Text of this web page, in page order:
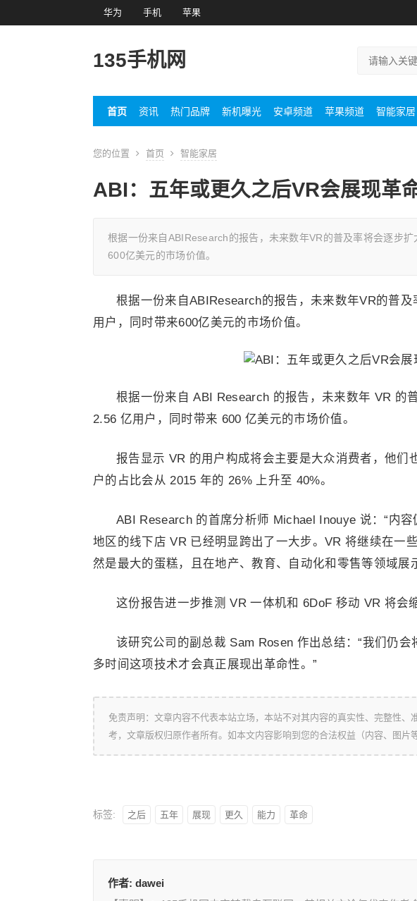
华为 手机 苹果
135手机网
首页 资讯 热门品牌 新机曝光 安卓频道 苹果频道 智能家居
您的位置 首页 智能家居
ABI：五年或更久之后VR会展现革
根据一份来自ABIResearch的报告，未来数年VR的普及率将会逐步
600亿美元的市场价值。
根据一份来自ABIResearch的报告，未来数年VR的普
用户，同时带来600亿美元的市场价值。
根据一份来自 ABI Research 的报告，未来数年 VR 的
2.56 亿用户，同时带来 600 亿美元的市场价值。
报告显示 VR 的用户构成将会主要是大众消费者，他们
户的占比会从 2015 年的 26% 上升至 40%。
ABI Research 的首席分析师 Michael Inouye 说：“内
地区的线下店 VR 已经明显跨出了一大步。VR 将继续在一
然是最大的蛋糕，且在地产、教育、自动化和零售等领域展
这份报告进一步推测 VR 一体机和 6DoF 移动 VR 将会
该研究公司的副总裁 Sam Rosen 作出总结：“我们仍
多时间这项技术才会真正展现出革命性。”
免责声明：文章内容不代表本站立场，本站不对其内容的真实性、完整性
考，文章版权归原作者所有。如本文内容影响到您的合法权益（内容、图片
标签: 之后 五年 展现 更久 能力 革命
作者: dawei